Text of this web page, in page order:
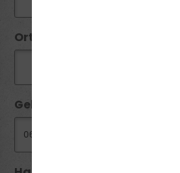
Ort*:
Geburtsdatum: